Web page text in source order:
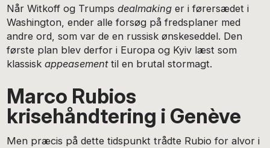
Når Witkoff og Trumpsdealmaking er i førersædet i
Washington, ender alle forsøg på fredsplaner med
andre ord, som var de en russisk ønskeseddel. Den
første plan blev derfor i Europa og Kyiv læst som
klassiskappeasementtil en brutal stormagt.
Marco Rubios
krisehåndtering i Genève
Men præcis på dette tidspunkt trådte Rubio for alvor i